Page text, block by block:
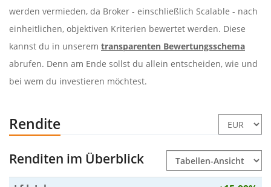
werden vermieden, da Broker - einschließlich Scalable - nach
einheitlichen, objektiven Kriterien bewertet werden. Diese
kannst du in unserem transparenten Bewertungsschema
abrufen. Denn am Ende sollst du allein entscheiden, wie und
bei wem du investieren möchtest.
Rendite
Renditen im Überblick